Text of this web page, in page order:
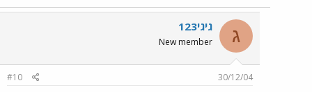
ג גיגי123
New member
30/12/04
#10